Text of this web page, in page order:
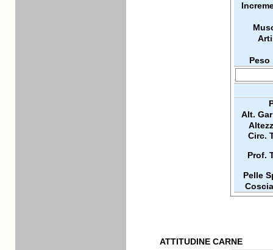
Peso
Alt.
Circ.
Prof.
Pelle
ATTITUDINE CARNE